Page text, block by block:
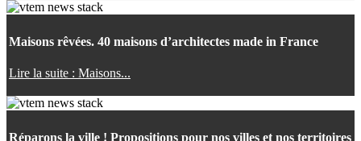
Maisons rêvées. 40 maisons d’architectes made in France
Lire la suite : Maisons...
Réparons la ville ! Propositions pour nos villes et nos territoires